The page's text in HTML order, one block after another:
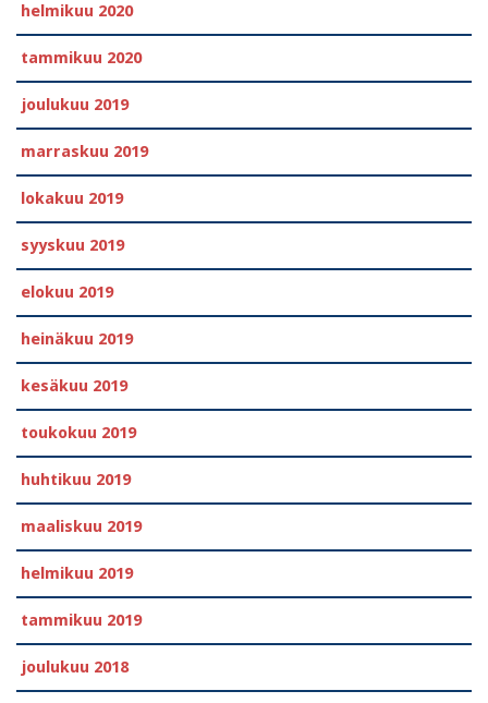
helmikuu 2020
tammikuu 2020
joulukuu 2019
marraskuu 2019
lokakuu 2019
syyskuu 2019
elokuu 2019
heinäkuu 2019
kesäkuu 2019
toukokuu 2019
huhtikuu 2019
maaliskuu 2019
helmikuu 2019
tammikuu 2019
joulukuu 2018